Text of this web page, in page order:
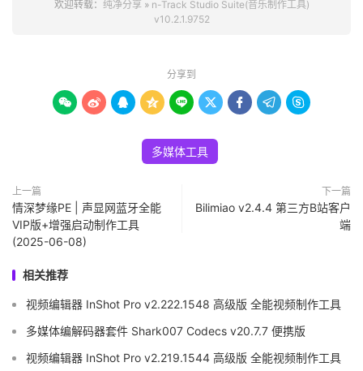
欢迎转载： 纯净分享 » n-Track Studio Suite(音乐制作工具)
v10.2.1.9752
分享到
        
多媒体工具
上一篇
情深梦缘PE | 声显网蓝牙全能
VIP版+增强启动制作工具
(2025-06-08)
下一篇
Bilimiao v2.4.4 第三方B站客户
端
相关推荐
视频编辑器 InShot Pro v2.222.1548 高级版 全能视频制作工具
多媒体编解码器套件 Shark007 Codecs v20.7.7 便携版
视频编辑器 InShot Pro v2.219.1544 高级版 全能视频制作工具